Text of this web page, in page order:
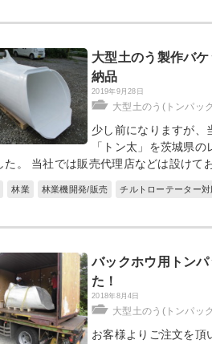
大型土のう製作バ
納品
2019年9月28日
大型土のう(トンパッ
少し前になりますが、
「トン太」を茨城県
た。 当社では販売代理店などは設けて
林業 林業機開発/販売 チルトローテーター
バックホウ用トン
た！
2018年8月4日
大型土のう(トンパッ
お客様よりご注文を頂